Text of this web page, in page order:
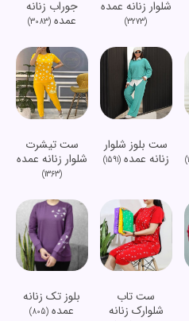
شلوار زنانه عمده
(3273)
جوراب زنانه
عمده(3083)
ست بلوز شلوار
زنانه عمده(1591)
ست تیشرت
شلوار زنانه عمده
(1363)
ست تاب
شلوارک زنانه
بلوز تک زنانه
عمده (805)